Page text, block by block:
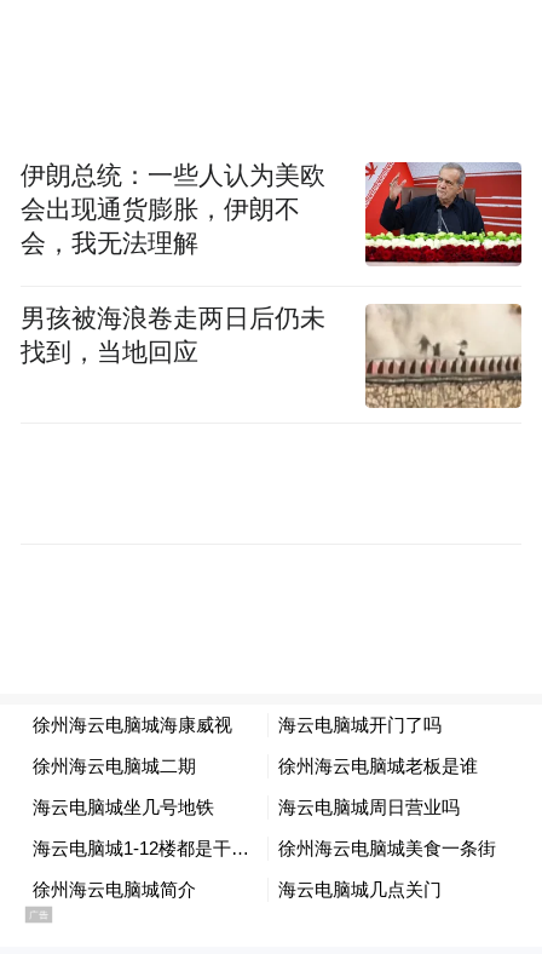
本次成都世运会，徐露参加了索道滑水和尾
波滑水两个分项的比赛。在当天尾波滑水的
决赛中，徐露第一轮表现得十分优异，在第
中。根据规则，她还能够继续做技术动作，
但重新站起来的徐露选择了边滑水边向看台
上的观众挥手，她精彩的表现也赢得了岸边
徐露表示，对自己今天的表现非常满意，但
赛前并未预料到自己的成绩，“对手其实都非
常厉害，前面我看大家都发挥得不错，所以
当时觉得能完成自己的动作就已经非常好
了。”
伊朗总统：一些人认为美欧
会出现通货膨胀，伊朗不
会，我无法理解
男孩被海浪卷走两日后仍未
找到，当地回应